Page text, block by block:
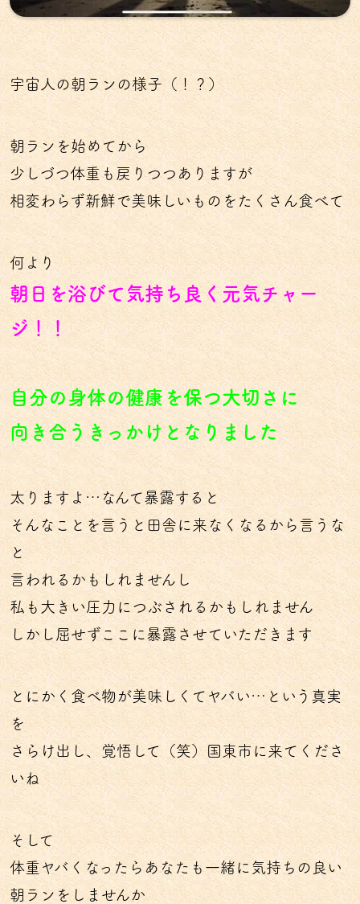
宇宙人の朝ランの様子（！？）
朝ランを始めてから
少しづつ体重も戻りつつありますが
相変わらず新鮮で美味しいものをたくさん食べて
何より
朝日を浴びて気持ち良く元気チャー
ジ！！
自分の身体の健康を保つ大切さに
向き合うきっかけとなりました
太りますよ…なんて暴露すると
そんなことを言うと田舎に来なくなるから言うな
と
言われるかもしれませんし
私も大きい圧力につぶされるかもしれません
しかし屈せずここに暴露させていただきます
とにかく食べ物が美味しくてヤバい…という真実
を
さらけ出し、覚悟して（笑）国東市に来てくださ
いね
そして
体重ヤバくなったらあなたも一緒に気持ちの良い
朝ランをしませんか